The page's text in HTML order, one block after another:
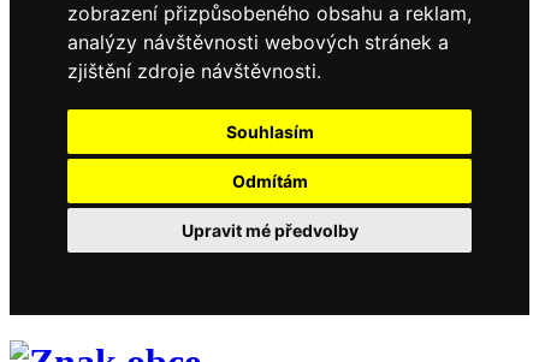
zobrazení přizpůsobeného obsahu a reklam,
analýzy návštěvnosti webových stránek a
zjištění zdroje návštěvnosti.
Souhlasím
Odmítám
Upravit mé předvolby